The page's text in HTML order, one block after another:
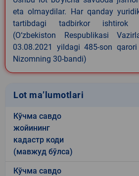
eta olmaydilar. Har qanday
tartibdagi tadbirkor ishtirok
(O‘zbekiston Respublikasi
03.08.2021 yildagi 485-son
Nizomning 30-bandi)
Lot ma’lumotlari
Кўчма савдо
жойининг
кадастр коди
(мавжуд бўлса)
Кўчма савдо